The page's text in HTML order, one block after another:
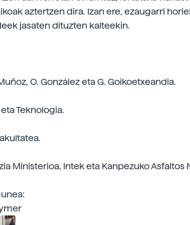
aztertzen dira. Izan ere, ezaugarri
jasaten dituzten kalteekin.
O. González eta G. Goikoetxeandia.
Teknologia.
Ministerioa, Intek eta Kanpezuko Asfaltos